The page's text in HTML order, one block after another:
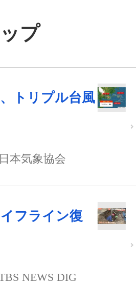
プ
トリプル台風
日本気象協会
フライン復
NEWS DIG